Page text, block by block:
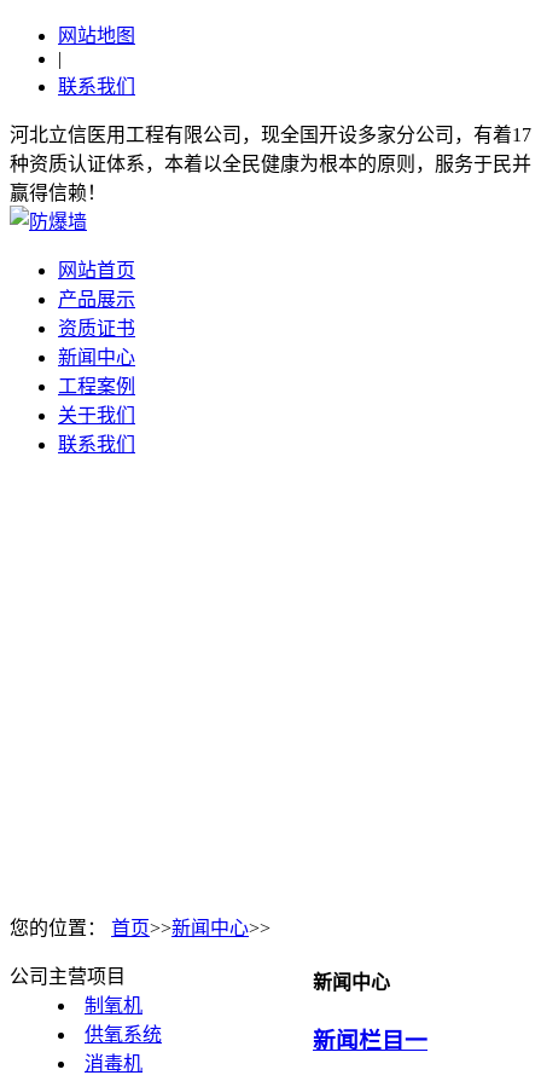
网站地图
|
联系我们
河北立信医用工程有限公司，现全国开设多家分公司，有着17
种资质认证体系，本着以全民健康为根本的原则，服务于民并
赢得信赖！
网站首页
产品展示
资质证书
新闻中心
工程案例
关于我们
联系我们
您的位置： 首页>>新闻中心>>
新闻中心
新闻栏目一
公司主营项目
制氧机
供氧系统
消毒机